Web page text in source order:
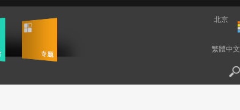
北京
繁體中文